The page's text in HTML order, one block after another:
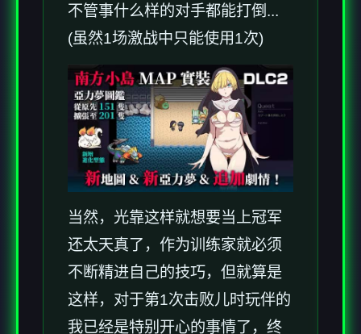
不管事什么样的对手都能打倒...
(虽然1场激战中只能使用1次)
当然，光靠这样就想要当上冠军
还太天真了，作为训练家就必须
不断精进自己的技巧，但就算是
这样，对于第1次击败儿时玩伴的
我已经是特别开心的事情了，终